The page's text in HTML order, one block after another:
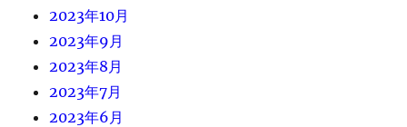
2023年10月
2023年9月
2023年8月
2023年7月
2023年6月